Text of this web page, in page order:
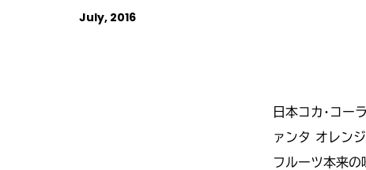
July, 2016
日本コカ･コー
ァンタ オレン
フルーツ本来